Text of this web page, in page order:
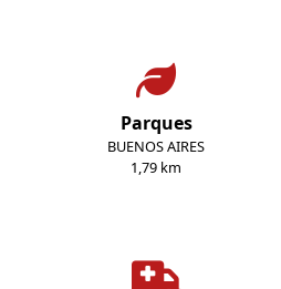
Parques
BUENOS AIRES
1,79 km